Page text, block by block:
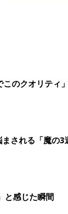
のクオリティ
される「魔の
と感じた瞬間